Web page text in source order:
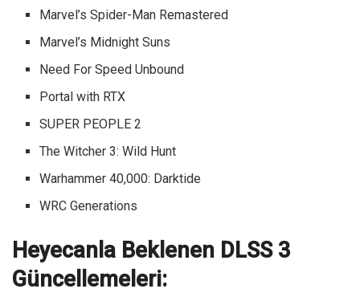
Marvel’s Spider-Man Remastered
Marvel’s Midnight Suns
Need For Speed Unbound
Portal with RTX
SUPER PEOPLE 2
The Witcher 3: Wild Hunt
Warhammer 40,000: Darktide
WRC Generations
Heyecanla Beklenen DLSS 3
Güncellemeleri: